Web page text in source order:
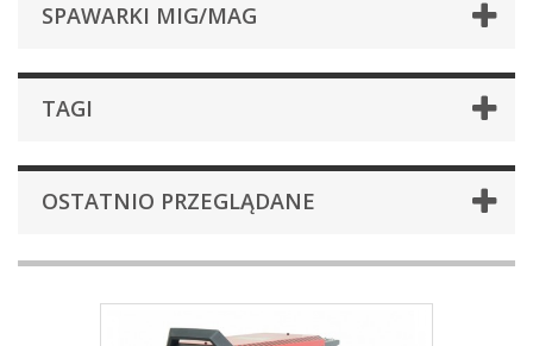
SPAWARKI MIG/MAG
TAGI
OSTATNIO PRZEGLĄDANE